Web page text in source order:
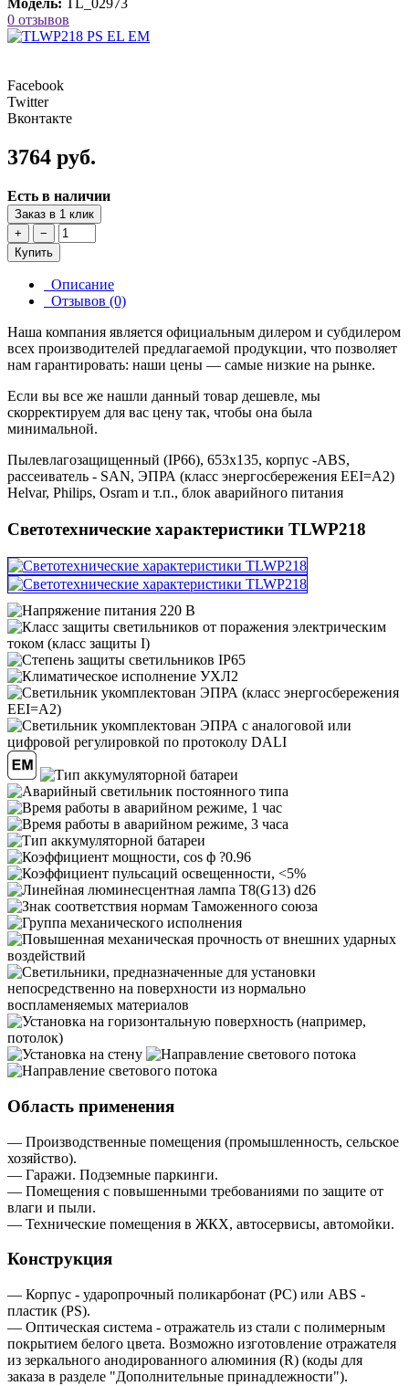
Модель: TL_02973
0 отзывов
Facebook
Twitter
Вконтакте
3764 руб.
Есть в наличии
Заказ в 1 клик
+
−
Купить
Описание
Отзывов (0)
Наша компания является официальным дилером и субдилером
всех производителей предлагаемой продукции, что позволяет
нам гарантировать: наши цены — самые низкие на рынке.
Если вы все же нашли данный товар дешевле, мы
скорректируем для вас цену так, чтобы она была
минимальной.
Пылевлагозащищенный (IP66), 653х135, корпус -ABS,
рассеиватель - SAN, ЭПРА (класс энергосбережения EEI=A2)
Helvar, Philips, Osram и т.п., блок аварийного питания
Светотехнические характеристики TLWP218
Область применения
— Производственные помещения (промышленность, сельское
хозяйство).
— Гаражи. Подземные паркинги.
— Помещения с повышенными требованиями по защите от
влаги и пыли.
— Технические помещения в ЖКХ, автосервисы, автомойки.
Конструкция
— Корпус - ударопрочный поликарбонат (PC) или АВS -
пластик (PS).
— Оптическая система - отражатель из стали с полимерным
покрытием белого цвета. Возможно изготовление отражателя
из зеркального анодированного алюминия (R) (коды для
заказа в разделе "Дополнительные принадлежности").